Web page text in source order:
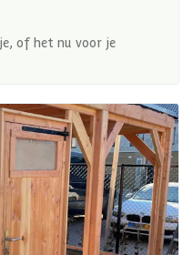
of het nu voor je